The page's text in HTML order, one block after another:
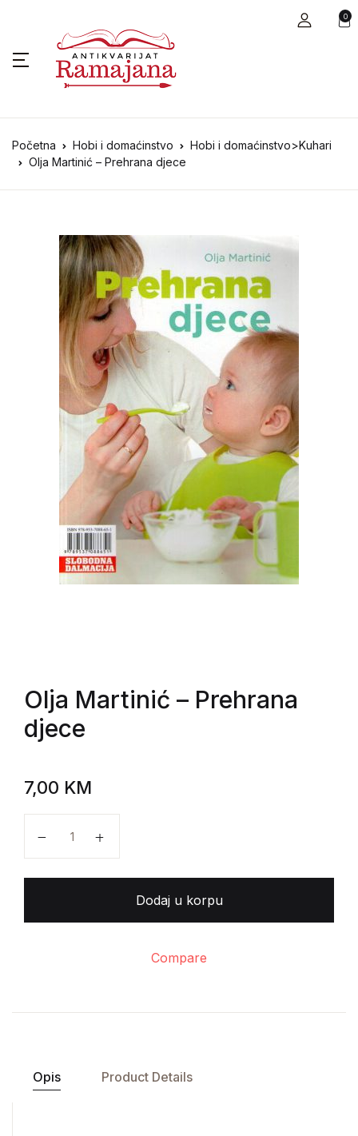
0
Početna Hobi i domaćinstvo
Hobi i domaćinstvo>Kuhari
Olja Martinić – Prehrana djece
Olja Martinić – Prehrana
djece
7,00 KM
Dodaj u korpu
Compare
Opis Product Details